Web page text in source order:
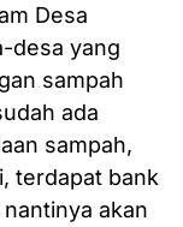
Desa
desa yang
sampah
ada
sampah,
terdapat bank
akan